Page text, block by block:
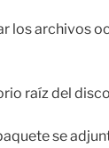
los archivos
raíz del
se